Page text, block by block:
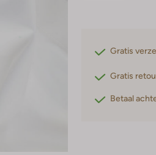
Gratis
Gratis
Betaal